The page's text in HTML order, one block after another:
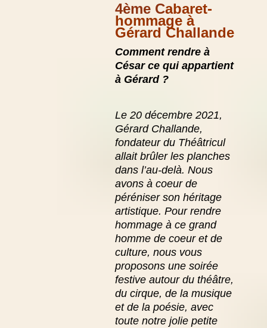
4ème Cabaret-
hommage à
Gérard Challande
Comment rendre à
César ce qui appartient
à Gérard ?
Le 20 décembre 2021,
Gérard Challande,
fondateur du Théâtricul
allait brûler les planches
dans l’au-delà. Nous
avons à coeur de
péréniser son héritage
artistique. Pour rendre
hommage à ce grand
homme de coeur et de
culture, nous vous
proposons une soirée
festive autour du théâtre,
du cirque, de la musique
et de la poésie, avec
toute notre jolie petite